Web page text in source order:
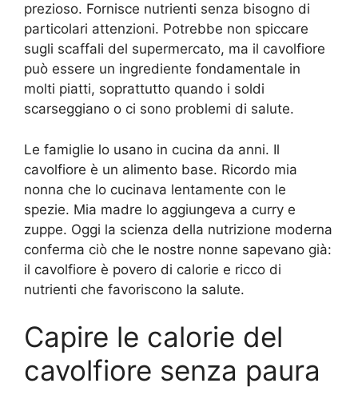
prezioso. Fornisce nutrienti senza bisogno di
particolari attenzioni. Potrebbe non spiccare
sugli scaffali del supermercato, ma il cavolfiore
può essere un ingrediente fondamentale in
molti piatti, soprattutto quando i soldi
scarseggiano o ci sono problemi di salute.
Le famiglie lo usano in cucina da anni. Il
cavolfiore è un alimento base. Ricordo mia
nonna che lo cucinava lentamente con le
spezie. Mia madre lo aggiungeva a curry e
zuppe. Oggi la scienza della nutrizione moderna
conferma ciò che le nostre nonne sapevano già:
il cavolfiore è povero di calorie e ricco di
nutrienti che favoriscono la salute.
Capire le calorie del
cavolfiore senza paura